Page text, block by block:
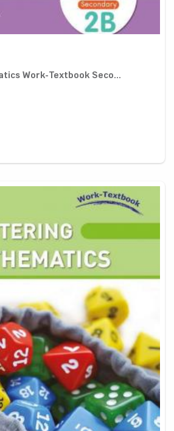
Work-Textbook Seco...